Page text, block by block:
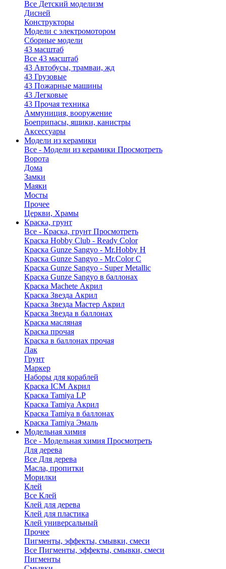
Все Детский моделизм
Дисней
Конструкторы
Модели с электромотором
Сборные модели
43 масштаб
Все 43 масштаб
43 Автобусы, трамваи, жд
43 Грузовые
43 Пожарные машины
43 Легковые
43 Прочая техника
Аммуниция, вооружение
Боеприпасы, ящики, канистры
Аксессуары
Модели из керамики
Все - Модели из керамики Просмотреть
Ворота
Дома
Замки
Маяки
Мосты
Прочее
Церкви, Храмы
Краска, грунт
Все - Краска, грунт Просмотреть
Краска Hobby Club - Ready Color
Краска Gunze Sangyo - Mr.Hobby H
Краска Gunze Sangyo - Mr.Color C
Краска Gunze Sangyo - Super Metallic
Краска Gunze Sangyo в баллонах
Краска Machete Акрил
Краска Звезда Акрил
Краска Звезда Мастер Акрил
Краска Звезда в баллонах
Краска масляная
Краска прочая
Краска в баллонах прочая
Лак
Грунт
Маркер
Наборы для кораблей
Краска ICM Акрил
Краска Tamiya LP
Краска Tamiya Акрил
Краска Tamiya в баллонах
Краска Tamiya Эмаль
Модельная химия
Все - Модельная химия Просмотреть
Для дерева
Все Для дерева
Масла, пропитки
Морилки
Клей
Все Клей
Клей для дерева
Клей для пластика
Клей универсальный
Прочее
Пигменты, эффекты, смывки, смеси
Все Пигменты, эффекты, смывки, смеси
Пигменты